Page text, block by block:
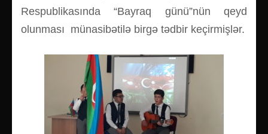
Respublikasında “Bayraq günü”nün qeyd
olunması münasibətilə birgə tədbir keçirmişlər.